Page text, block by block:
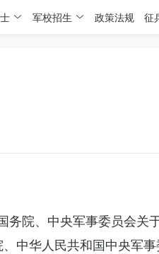
军校招生 政策法规 征
务院、中央军事委员会关
中华人民共和国中央军